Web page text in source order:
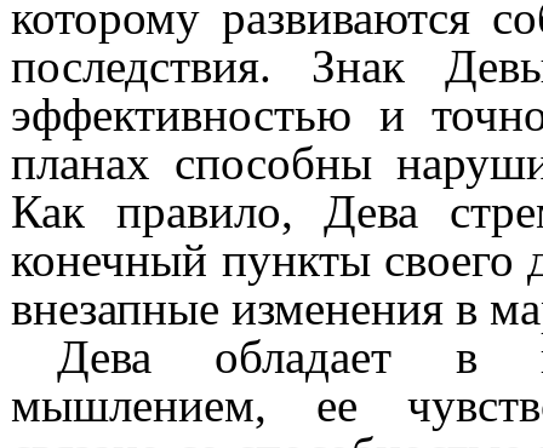
которому развиваются
последствия. Знак
эффективностью и
планах способны
Как правило, Дева
конечный пункты своего
внезапные изменения в
Дева обладает в
мышлением, ее